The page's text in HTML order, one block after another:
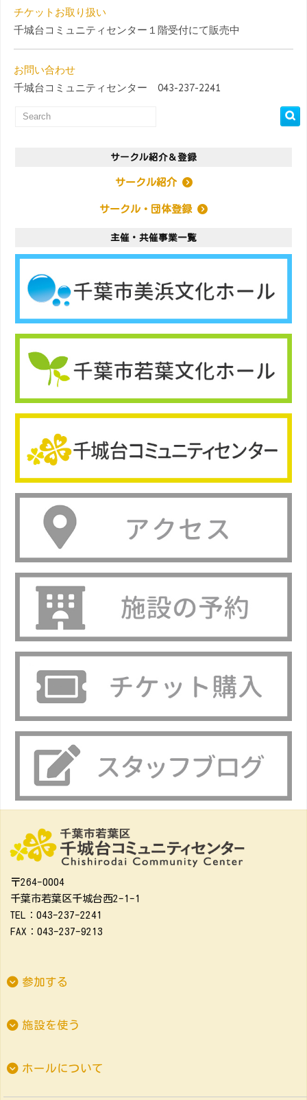
チケットお取り扱い
千城台コミュニティセンター１階受付にて販売中
お問い合わせ
千城台コミュニティセンター 043-237-2241
サークル紹介＆登録
サークル紹介
サークル・団体登録
主催・共催事業一覧
〒264-0004
千葉市若葉区千城台西2-1-1
TEL：043-237-2241
FAX：043-237-9213
参加する
施設を使う
ホールについて